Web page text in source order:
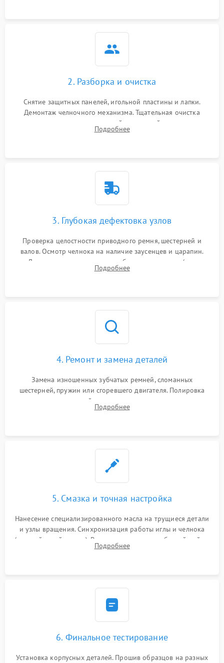
2. Разборка и очистка
Снятие защитных панелей, игольной пластины и лапки.
Демонтаж челночного механизма. Тщательная очистка
внутренних узлов от скопившейся тканевой пыли, очесов,
остатков старой смазки и обрывков нитей с помощью
Подробнее
3. Глубокая дефектовка узлов
Проверка целостности приводного ремня, шестерней и
валов. Осмотр челнока на наличие заусенцев и царапин.
Диагностика электромотора, блока управления (для
компьютерных машин), нитевдевателя и механизма
Подробнее
4. Ремонт и замена деталей
Замена изношенных зубчатых ремней, сломанных
шестерней, пружин или сгоревшего двигателя. Полировка
челночного устройства для устранения заусенцев.
Восстановление контактов в педали и пайка элементов на
Подробнее
5. Смазка и точная настройка
Нанесение специализированного масла на трущиеся детали
и узлы вращения. Синхронизация работы иглы и челнока
(настройка таймингов). Регулировка высоты зубчатой рейки,
центровка игловодителя и калибровка натяжителей верхней
Подробнее
6. Финальное тестирование
Установка корпусных деталей. Прошив образцов на разных